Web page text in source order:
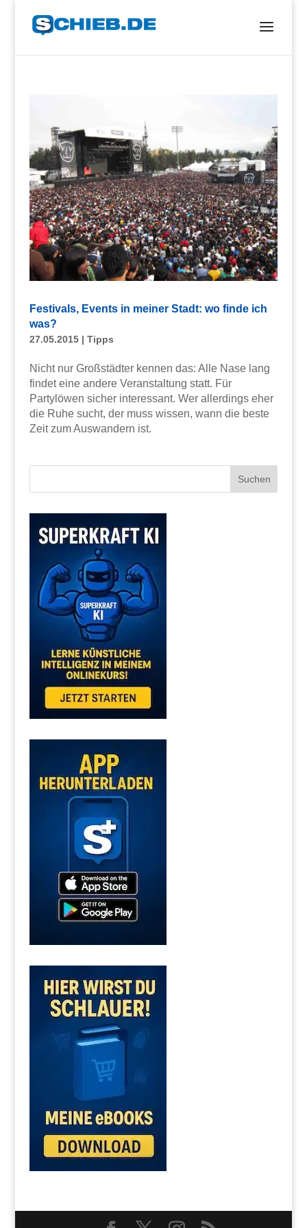
Festivals, Events in meiner Stadt: wo finde ich
was?
27.05.2015| Tipps
Nicht nur Großstädter kennen das: Alle Nase lang
findet eine andere Veranstaltung statt. Für
Partylöwen sicher interessant. Wer allerdings eher
die Ruhe sucht, der muss wissen, wann die beste
Zeit zum Auswandern ist.